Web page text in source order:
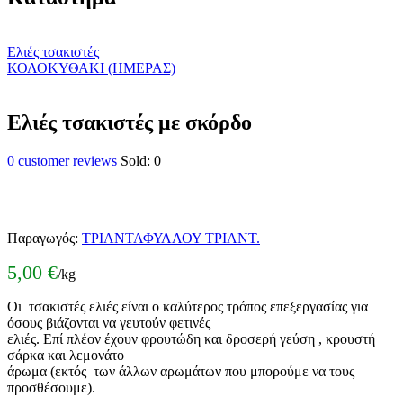
Ελιές τσακιστές
ΚΟΛΟΚΥΘΑΚΙ (ΗΜΕΡΑΣ)
Ελιές τσακιστές με σκόρδο
0 customer reviews Sold: 0
Παραγωγός: ΤΡΙΑΝΤΑΦΥΛΛΟΥ ΤΡΙΑΝΤ.
5,00 €/kg
Οι τσακιστές ελιές είναι ο καλύτερος τρόπος επεξεργασίας για
όσους βιάζονται να γευτούν φετινές
ελιές. Επί πλέον έχουν φρουτώδη και δροσερή γεύση , κρουστή
σάρκα και λεμονάτο
άρωμα (εκτός των άλλων αρωμάτων που μπορούμε να τους
προσθέσουμε).